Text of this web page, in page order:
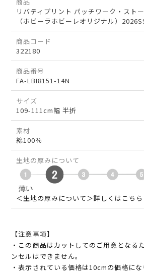
リバティプリント パッチワーク・スト
（ホビーラホビーレオリジナル）
商品コード
322180
商品番号
FA-LBI8151-14N
サイズ
109-111cm幅 半折
素材
綿100％
生地の厚みについて
＜生地の厚みについて＞詳しくはこちら
【注意事項】
・この商品はカットしてのご用意となる
ンセルはできません。
・表示されている価格は10cmの価格にな